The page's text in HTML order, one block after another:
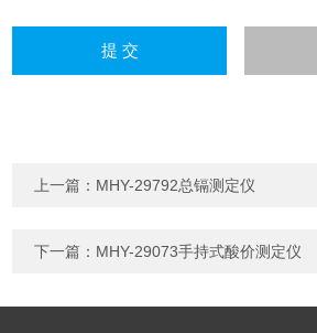
上一篇： MHY-29792总镉测定仪
下一篇： MHY-29073手持式酸价测定仪